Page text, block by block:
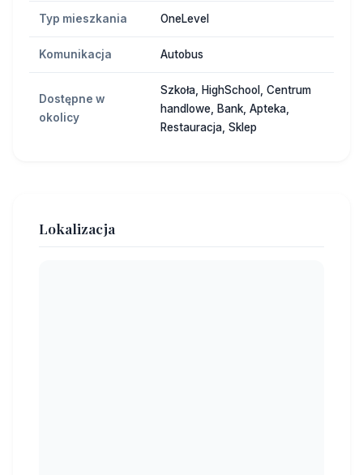
Typ mieszkania OneLevel
Komunikacja Autobus
Dostępne w
okolicy
Szkoła, HighSchool, Centrum
handlowe, Bank, Apteka,
Restauracja, Sklep
Lokalizacja